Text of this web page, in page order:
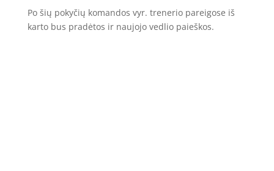
Po šių pokyčių komandos vyr. trenerio pareigose iš
karto bus pradėtos ir naujojo vedlio paieškos.